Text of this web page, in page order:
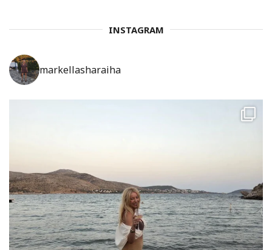
INSTAGRAM
markellasharaiha